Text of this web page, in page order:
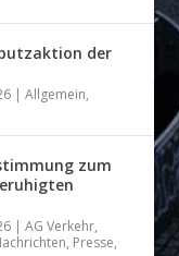
der
|Allgemein,
zum
|AG Verkehr,
, Presse,